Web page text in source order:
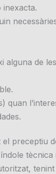
inexacta.
alguna de
quan
preceptiu
tenint